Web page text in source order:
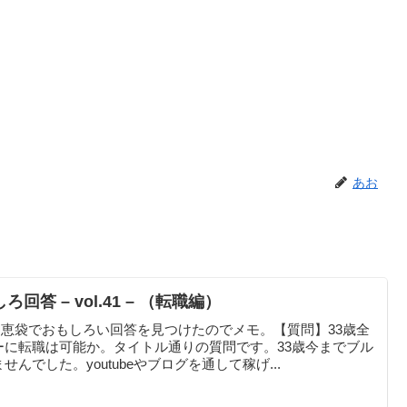
あお
ろ回答 – vol.41 – （転職編）
袋でおもしろい回答を見つけたのでメモ。【質問】33歳全
に転職は可能か。タイトル通りの質問です。33歳今までブル
んでした。youtubeやブログを通して稼げ...